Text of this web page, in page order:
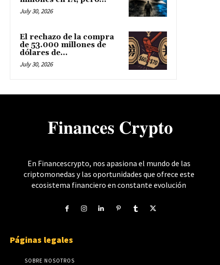
July 30, 2026
El rechazo de la compra
de 53.000 millones de
dólares de...
July 30, 2026
𝐅𝐢𝐧𝐚𝐧𝐜𝐞𝐬 𝐂𝐫𝐲𝐩𝐭𝐨
En Financescrypto, nos apasiona el mundo de las
criptomonedas y las oportunidades que ofrece este
ecosistema financiero en constante evolución
Páginas legales
SOBRE NOSOTROS